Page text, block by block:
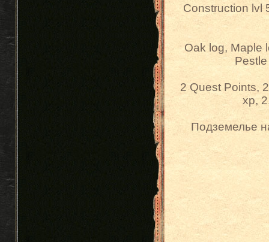
Construction lvl
Oak log, Maple
2 Quest Points,
xp,
Подземелье